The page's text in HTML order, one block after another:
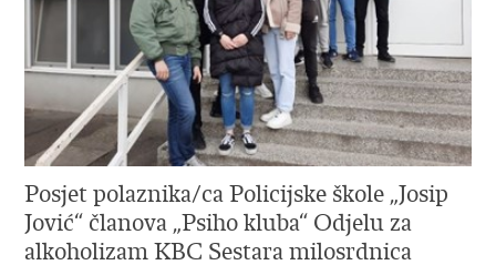
Posjet polaznika/ca Policijske škole „Josip
Jović“ članova „Psiho kluba“ Odjelu za
alkoholizam KBC Sestara milosrdnica